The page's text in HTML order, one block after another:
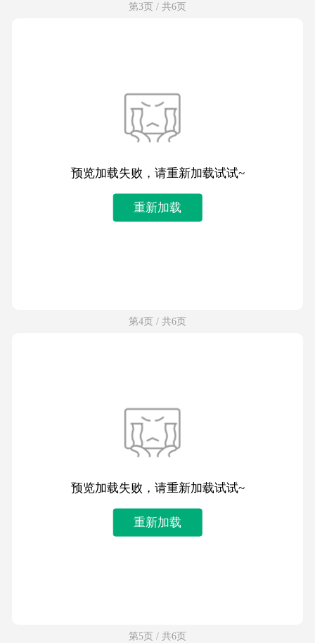
第3页 / 共6页
预览加载失败，请重新加载试试~
重新加载
第4页 / 共6页
预览加载失败，请重新加载试试~
重新加载
第5页 / 共6页